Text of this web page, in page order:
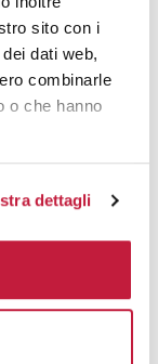
sito con i
dati web,
combinarle
o che hanno
dettagli
€ 3,88
€ 3,54
€ 3,33
€ 3,29
€ 3,02